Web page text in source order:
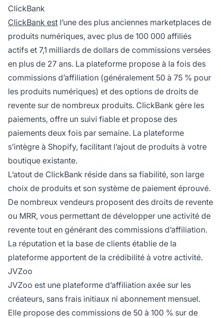
ClickBank
ClickBank est l’une des plus anciennes marketplaces de
produits numériques, avec plus de 100 000 affiliés
actifs et 7,1 milliards de dollars de commissions versées
en plus de 27 ans. La plateforme propose à la fois des
commissions d’affiliation (généralement 50 à 75 % pour
les produits numériques) et des options de droits de
revente sur de nombreux produits. ClickBank gère les
paiements, offre un suivi fiable et propose des
paiements deux fois par semaine. La plateforme
s’intègre à Shopify, facilitant l’ajout de produits à votre
boutique existante.
L’atout de ClickBank réside dans sa fiabilité, son large
choix de produits et son système de paiement éprouvé.
De nombreux vendeurs proposent des droits de revente
ou MRR, vous permettant de développer une activité de
revente tout en générant des commissions d’affiliation.
La réputation et la base de clients établie de la
plateforme apportent de la crédibilité à votre activité.
JVZoo
JVZoo est une plateforme d’affiliation axée sur les
créateurs, sans frais initiaux ni abonnement mensuel.
Elle propose des commissions de 50 à 100 % sur de